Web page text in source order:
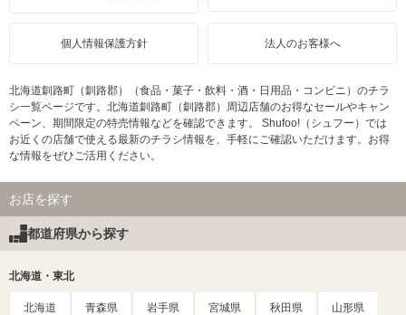
個人情報保護方針 法人のお客様へ
北海道釧路町（釧路郡）（食品・菓子・飲料・酒・日用品・コンビニ）のチラ
シ一覧ページです。北海道釧路町（釧路郡）周辺店舗のお得なセールやキャン
ペーン、期間限定の特売情報などを確認できます。 Shufoo!（シュフー）では
お近くの店舗で使える最新のチラシ情報を、手軽にご確認いただけます。お得
な情報をぜひご活用ください。
お店を探す
都道府県から探す
北海道・東北
北海道 青森県 岩手県 宮城県 秋田県 山形県